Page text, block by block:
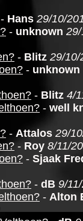
- Hans 29/10/
- unknown
- Blitz 29/10/
- unknown
- Blitz 4/
- well
- Attalos 29/
- Roy 8/11/
- Sjaak
- dB 9/
- Alton